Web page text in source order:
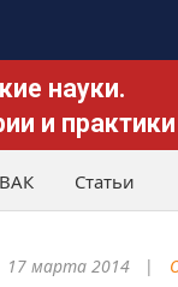
науки.
и практики
Статьи
17 марта 2014